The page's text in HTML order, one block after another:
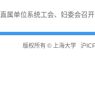
直属单位系统工会、妇委会召
版权所有 ©上海大学 沪